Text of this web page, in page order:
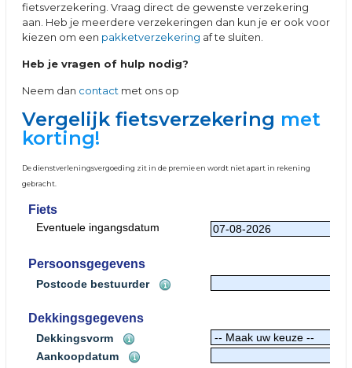
fietsverzekering. Vraag direct de gewenste verzekering
aan. Heb je meerdere verzekeringen dan kun je er ook voor
kiezen om een pakketverzekering af te sluiten.
Heb je vragen of hulp nodig?
Neem dan contact met ons op
Vergelijk fietsverzekering met
korting!
De dienstverleningsvergoeding zit in de premie en wordt niet apart in rekening
gebracht.